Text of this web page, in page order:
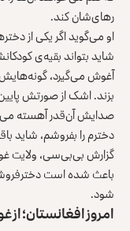
رهای‌شان کند.
او می‌گوید اگر یکی از
شاید بتواند بقیه‌ی
آغوش می‌گیرد،
بزند. اشک از صورتش
صدایش آن‌قدر آهسته
دخترم را بفروشم، شاید
گزارش بی‌بی‌سی، ولایت
باعث شده است
شود.
امروز افغانستان؛ از